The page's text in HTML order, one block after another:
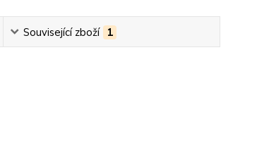
Související zboží 1